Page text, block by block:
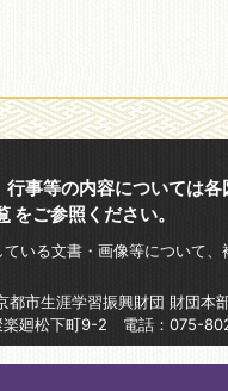
事等の内容については各
をご参照ください。
いる文書・画像等について、
都市生涯学習振興財団 財団本
楽廻松下町9-2 電話：075-